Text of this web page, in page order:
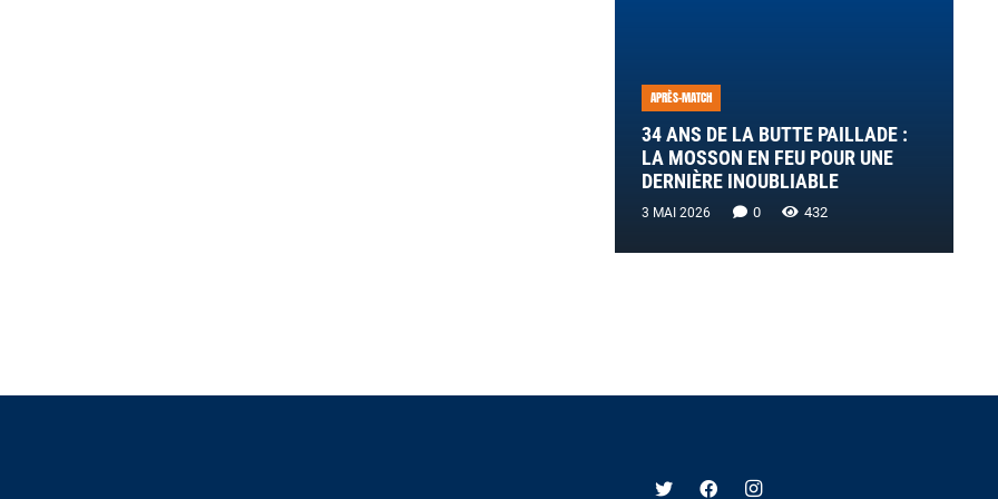
APRÈS-MATCH
34 ANS DE LA BUTTE PAILLADE :
LA MOSSON EN FEU POUR UNE
DERNIÈRE INOUBLIABLE
3 MAI 2026 0 432